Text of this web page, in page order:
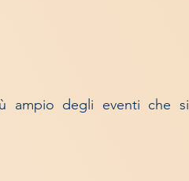
ampio degli eventi che si